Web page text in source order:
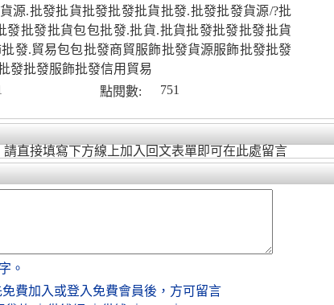
源.批發批貨批發批發批貨批發.批發批發貨源/?批
發批發批貨包包批發.批貨.批貨批發批發批發批貨
發.貿易包包批發商貿服飾批發貨源服飾批發批發
發批發服飾批發信用貿易
點閱數: 751
請直接填寫下方線上加入回文表單即可在此處留言
。
費加入 或登入免費會員後，方可留言